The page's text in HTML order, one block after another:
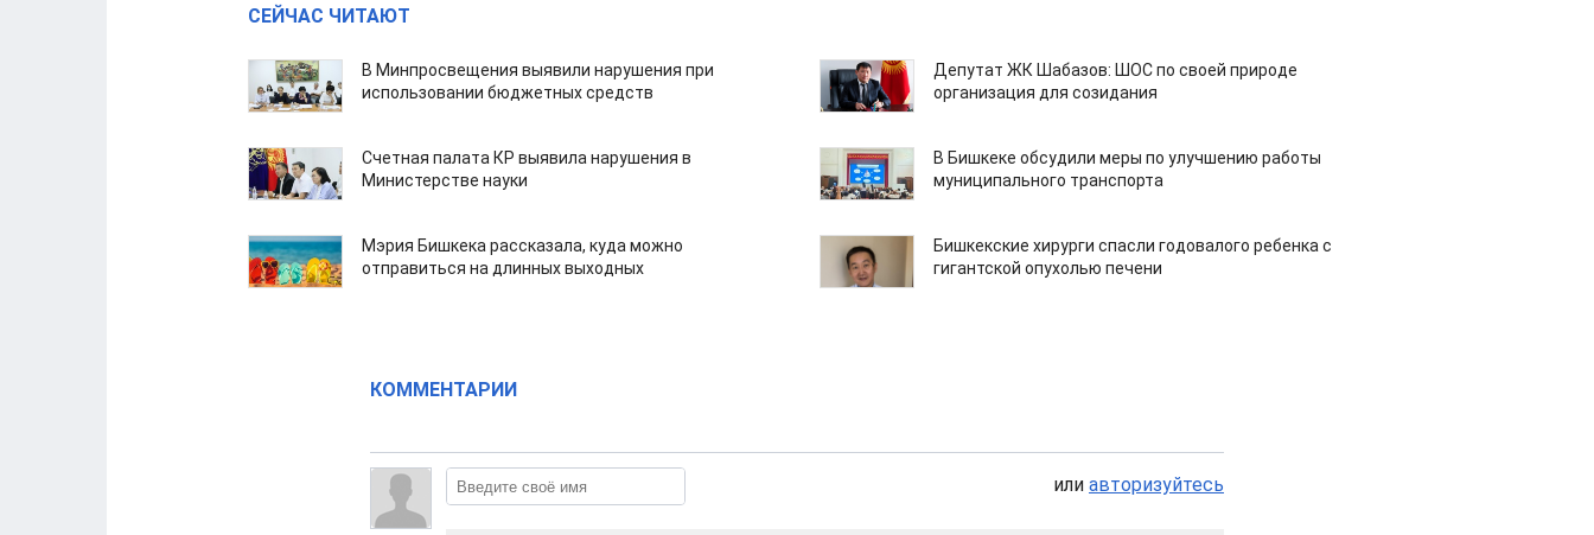
СЕЙЧАС ЧИТАЮТ
В Минпросвещения выявили нарушения при
использовании бюджетных средств
Депутат ЖК Шабазов: ШОС по своей природе
организация для созидания
Счетная палата КР выявила нарушения в
Министерстве науки
В Бишкеке обсудили меры по улучшению работы
муниципального транспорта
Мэрия Бишкека рассказала, куда можно
отправиться на длинных выходных
Бишкекские хирурги спасли годовалого ребенка с
гигантской опухолью печени
КОММЕНТАРИИ
или авторизуйтесь